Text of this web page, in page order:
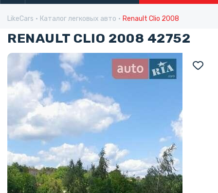
LikeCars Каталог легковых авто Renault Clio 2008
RENAULT CLIO 2008 42752